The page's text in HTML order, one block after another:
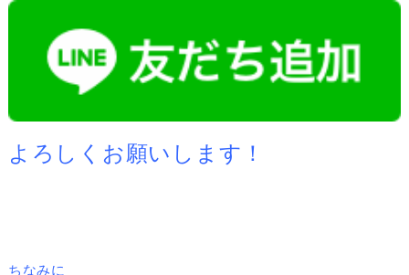
よろしくお願いします！
ちなみに